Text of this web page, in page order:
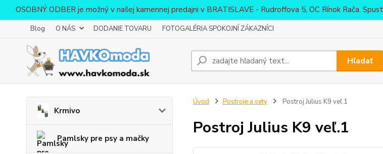
OSOBNÝ ODBER je možný v našej kamennej predajni v BRATISLAVE - Rudroffova 5, OC Rínok Rača.
Blog O NÁS DODANIE TOVARU FOTOGALÉRIA SPOKOJNÍ ZÁKAZNÍCI
Hľadať
Krmivo
Pamlsky pre psy a mačky
Úvod Postroje a sety Postroj Julius K9 veľ.1
Postroj Julius K9 veľ.1